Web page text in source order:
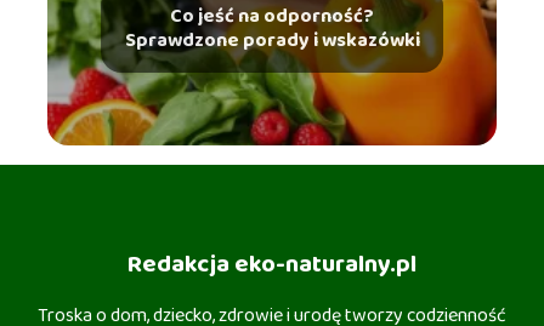
Co jeść na odporność?
Sprawdzone porady i wskazówki
Redakcja eko-naturalny.pl
Troska o dom, dziecko, zdrowie i urodę tworzy codzienność